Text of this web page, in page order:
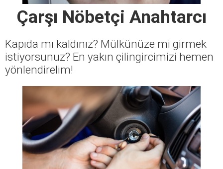
Çarşı Nöbetçi Anahtarcı
Kapıda mı kaldınız? Mülkünüze mi girmek
istiyorsunuz? En yakın çilingircimizi hemen
yönlendirelim!